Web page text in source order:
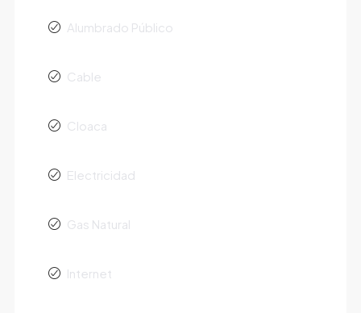
Alumbrado Público
Cable
Cloaca
Electricidad
Gas Natural
Internet